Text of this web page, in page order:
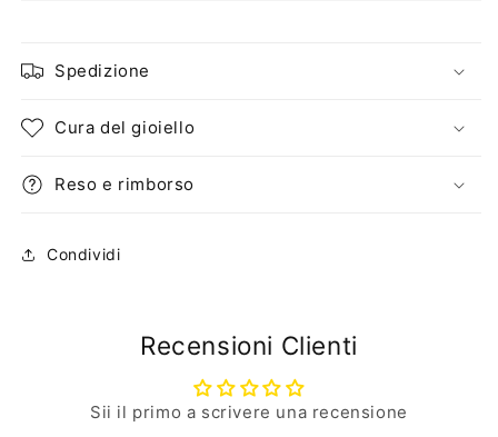
Spedizione
Cura del gioiello
Reso e rimborso
Condividi
Recensioni Clienti
Sii il primo a scrivere una recensione